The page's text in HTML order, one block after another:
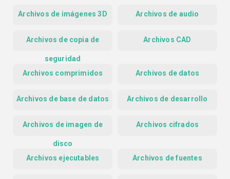
Archivos de imágenes 3D Archivos de audio
Archivos de copia de
seguridad
Archivos CAD
Archivos comprimidos Archivos de datos
Archivos de base de datos Archivos de desarrollo
Archivos de imagen de
disco
Archivos cifrados
Archivos ejecutables Archivos de fuentes